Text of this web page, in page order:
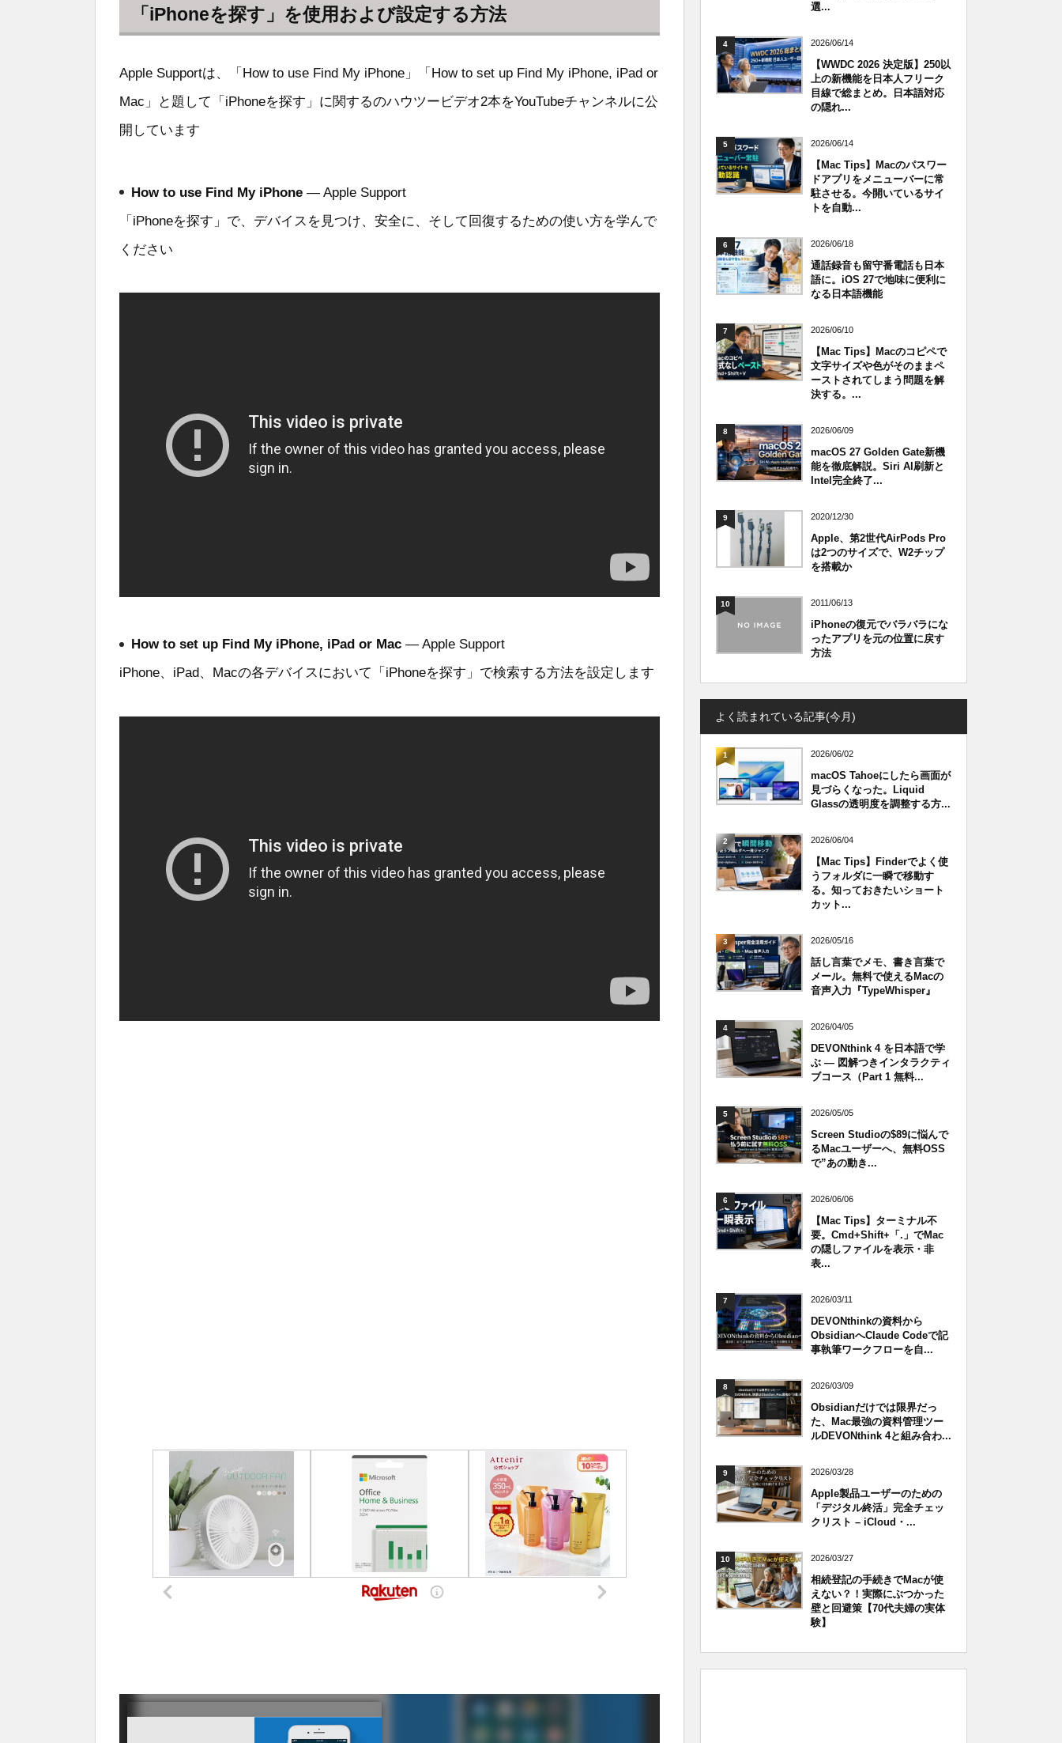
「iPhoneを探す」を使用および設定する方法
Apple Supportは、「How to use Find My iPhone」「How to set up Find My iPhone, iPad or
Mac」と題して「iPhoneを探す」に関するのハウツービデオ2本をYouTubeチャンネルに公
開しています
How to use Find My iPhone — Apple Support
「iPhoneを探す」で、デバイスを見つけ、安全に、そして回復するための使い方を学んで
ください
How to set up Find My iPhone, iPad or Mac — Apple Support
iPhone、iPad、Macの各デバイスにおいて「iPhoneを探す」で検索する方法を設定します
選...
4 2026/06/14
【WWDC 2026 決定版】250以
上の新機能を日本人フリーク
目線で総まとめ。日本語対応
の隠れ...
5 2026/06/14
【Mac Tips】Macのパスワー
ドアプリをメニューバーに常
駐させる。今開いているサイ
トを自動...
6 2026/06/18
通話録音も留守番電話も日本
語に。iOS 27で地味に便利に
なる日本語機能
7 2026/06/10
【Mac Tips】Macのコピペで
文字サイズや色がそのままペ
ーストされてしまう問題を解
決する。...
8 2026/06/09
macOS 27 Golden Gate新機
能を徹底解説。Siri AI刷新と
Intel完全終了...
9 2020/12/30
Apple、第2世代AirPods Pro
は2つのサイズで、W2チップ
を搭載か
10 2011/06/13
iPhoneの復元でバラバラにな
ったアプリを元の位置に戻す
方法
よく読まれている記事(今月)
1 2026/06/02
macOS Tahoeにしたら画面が
見づらくなった。Liquid
Glassの透明度を調整する方...
2 2026/06/04
【Mac Tips】Finderでよく使
うフォルダに一瞬で移動す
る。知っておきたいショート
カット...
3 2026/05/16
話し言葉でメモ、書き言葉で
メール。無料で使えるMacの
音声入力『TypeWhisper』
4 2026/04/05
DEVONthink 4 を日本語で学
ぶ — 図解つきインタラクティ
ブコース（Part 1 無料...
5 2026/05/05
Screen Studioの$89に悩んで
るMacユーザーへ、無料OSS
で”あの動き...
6 2026/06/06
【Mac Tips】ターミナル不
要。Cmd+Shift+「.」でMac
の隠しファイルを表示・非
表...
7 2026/03/11
DEVONthinkの資料から
ObsidianへClaude Codeで記
事執筆ワークフローを自...
8 2026/03/09
Obsidianだけでは限界だっ
た、Mac最強の資料管理ツー
ルDEVONthink 4と組み合わ...
9 2026/03/28
Apple製品ユーザーのための
「デジタル終活」完全チェッ
クリスト – iCloud・...
10 2026/03/27
相続登記の手続きでMacが使
えない？！実際にぶつかった
壁と回避策【70代夫婦の実体
験】